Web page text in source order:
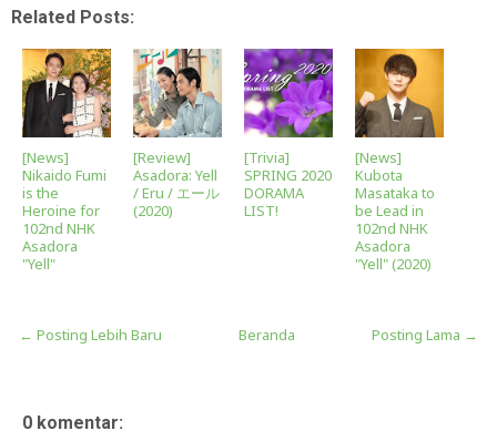
Related Posts:
[News]
Nikaido Fumi
is the
Heroine for
102nd NHK
Asadora
"Yell"
[Review]
Asadora: Yell
/ Eru / エール
(2020)
[Trivia]
SPRING 2020
DORAMA
LIST!
[News]
Kubota
Masataka to
be Lead in
102nd NHK
Asadora
"Yell" (2020)
← Posting Lebih Baru Posting Lama →
Beranda
0 komentar: